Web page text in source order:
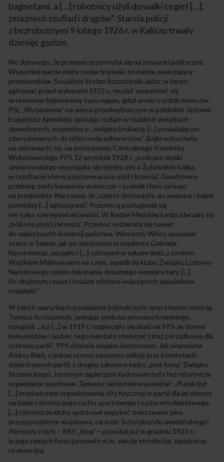
bagnetami, a […] robotnicy użyli do walki cegieł […],
żelaznych szuflad i drągów”. Starcia policji
z bezrobotnymi 9 lutego 1926 r. w Kaliszu trwały
dziesięć godzin.
Nic dziwnego, że przemoc przenosiła się na stosunki polityczne.
Wszystkie partie miały swoje bojówki, brutalnie zwalczające
przeciwników. Socjalista Stefan Brzozowski, jadąc w teren
agitować przed wyborami 1922 r., musiał zaopatrzyć się
w rewolwer bębenkowy typu nagan, gdyż endecy pobili mówców
PSL „Wyzwolenie” na wiecu przedwyborczym w pobliskim Jeżowie.
Eugeniusz Ajnenkiel, opisując rozłam w łódzkich związkach
zawodowych, wspomina o „związku brukarzy, […] posiadającym
zdecydowanych do bitki i noża adherentów”. Bójki wybuchały
na zebraniach, np. na posiedzeniu Centralnego Komitetu
Wykonawczego PPS 12 września 1928 r. „podczas repliki
Jaworowskiego wywiązała się między nim a Żuławskim bójka,
w rezultacie której poprzewracano stół i krzesła”. Gwałtowny
przebieg miały kampanie wyborcze – Ludwik Hass opisuje
na przykładzie Warszawy, że „często dochodziło do awantur i bójek
pomiędzy […] agitatorami”. Przemocą posługiwali się
nie tylko szeregowi aktywiści. W Radzie Miejskiej Łodzi zdarzały się
„bójki na pięści i krzesła”. Przemoc wdzierała się nawet
do najwyższych instancji państwa. Wincenty Witos opisywał
sceny w Sejmie, jak po zabójstwie prezydenta Gabriela
Narutowicza „socjaliści […] uzbrojeni w sękate laski, z posłem
Wojtkiem Malinowskim na czele, wpadli do klubu Związku Ludowo-
Narodowego celem dokonania doraźnego wymiaru kary. […]
Po dłuższym czasie i trudzie zdołano walczących zapaśników
rozdzielić”.
W takich warunkach posiadanie bojówki było wręcz koniecznością.
Tomasz Arciszewski, zeznając podczas procesu brzeskiego,
oznajmił: „Już […] w 1919 r. rozpoczęły się ataki na PPS ze strony
komunistów i wobec tego należało stworzyć straż porządkową dla
ochrony partii”. PPS działała niejako dwutorowo. Jak wspomina
Aleksy Bień, z jednej strony tworzono milicję przy komitetach
dzielnicowych partii, z drugiej szkolono kadry „pod firmą” Związku
Strzeleckiego. Istotnym zapleczem kadrowym były też robotnicze
organizacje sportowe. Tadeusz Jabłoński wspominał: „Pużak był
[…] inspiratorem organizowania siły fizycznej w partii dla jej obrony
na bazie robotniczego ruchu sportowego i ruchu młodzieżowego.
[…] robotnicze kluby sportowe mają być traktowane jako
przysposobienie wojskowe, na wzór Schutzbundu wiedeńskiego”.
Pierwszy z nich – RKS „Skra” – powstał już w grudniu 1921 r.;
w jego ramach funkcjonowały m.in. sekcje strzelecka, zapaśnicza
i bokserska.